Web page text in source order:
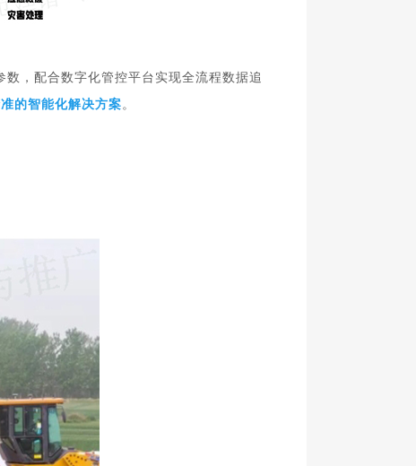
，配合数字化管控平台实现全流程数据追
的智能化解决方案。